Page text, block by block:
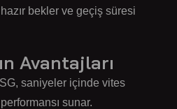
bekler ve geçiş süresi
Avantajları
saniyeler içinde vites
sunar.